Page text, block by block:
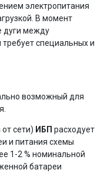
электропитания
В момент
дуги между
специальных и
возможный для
сети) ИБП расходует
и питания схемы
1-2 % номинальной
батареи